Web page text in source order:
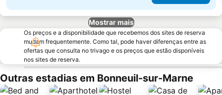
Mostrar mais
Os preços e a disponibilidade que recebemos dos sites de reserva
mudam frequentemente. Como tal, pode haver diferenças entre as
ofertas que consulta no trivago e os preços que estão disponíveis
nos sites de reserva.
Outras estadias em Bonneuil-sur-Marne